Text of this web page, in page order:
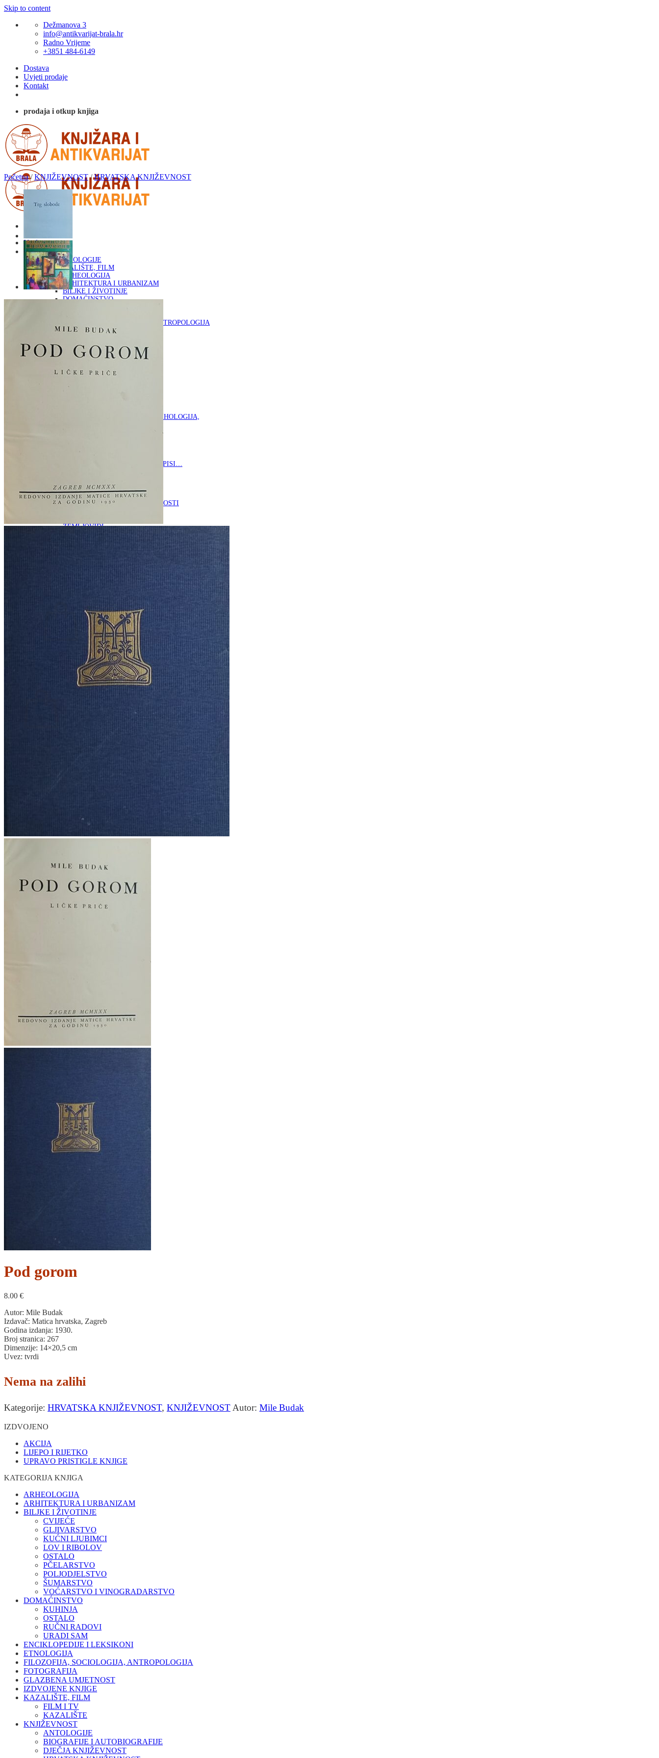
Skip to content
Dežmanova 3
info@antikvarijat-brala.hr
Radno Vrijeme
+3851 484-6149
Dostava
Uvjeti prodaje
Kontakt
prodaja i otkup knjiga
Naslovna
KNJIGE
OD ARHEOLOGIJE
DO KAZALIŠTE, FILM
ARHEOLOGIJA
ARHITEKTURA I URBANIZAM
BILJKE I ŽIVOTINJE
DOMAĆINSTVO
FILOZOFIJA, SOCIOLOGIJA, ANTROPOLOGIJA
FOTOGRAFIJA
KAZALIŠTE, FILM
OD KNJIŽEVNOST
KNJIŽEVNOST
LIKOVNA UMJETNOST
LJEKOVITO BILJE I ZDRAVLJE
PSIHOLOGIJA, POPULARNA PSIHOLOGIJA,
RJEČNICI, GRAMATIKE, PRAVOPISI…
STRIPOVI
TEHNIČKE ZNANOSTI
TEORIJA I POVIJEST KNJIŽEVNOSTI
ZEMLJOVIDI
Nema proizvoda u košarici
Povratak u trgovinu
Početna / KNJIŽEVNOST / HRVATSKA KNJIŽEVNOST
Pod gorom
8.00 €
Autor: Mile Budak
Izdavač: Matica hrvatska, Zagreb
Godina izdanja: 1930.
Broj stranica: 267
Dimenzije: 14×20,5 cm
Uvez: tvrdi
Nema na zalihi
Kategorije: HRVATSKA KNJIŽEVNOST, KNJIŽEVNOST Autor: Mile Budak
IZDVOJENO
AKCIJA
LIJEPO I RIJETKO
UPRAVO PRISTIGLE KNJIGE
KATEGORIJA KNJIGA
ARHEOLOGIJA
ARHITEKTURA I URBANIZAM
BILJKE I ŽIVOTINJE
CVIJEĆE
GLJIVARSTVO
KUĆNI LJUBIMCI
LOV I RIBOLOV
OSTALO
PČELARSTVO
POLJODJELSTVO
ŠUMARSTVO
VOĆARSTVO I VINOGRADARSTVO
DOMAĆINSTVO
KUHINJA
OSTALO
RUČNI RADOVI
URADI SAM
ENCIKLOPEDIJE I LEKSIKONI
ETNOLOGIJA
FILOZOFIJA, SOCIOLOGIJA, ANTROPOLOGIJA
FOTOGRAFIJA
GLAZBENA UMJETNOST
IZDVOJENE KNJIGE
KAZALIŠTE, FILM
FILM I TV
KAZALIŠTE
KNJIŽEVNOST
ANTOLOGIJE
BIOGRAFIJE I AUTOBIOGRAFIJE
DJEČJA KNJIŽEVNOST